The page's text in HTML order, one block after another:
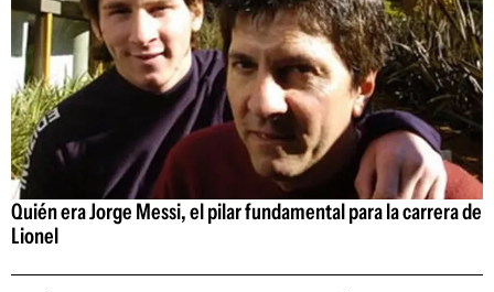
Quién era Jorge Messi, el pilar fundamental para la carrera de
Lionel